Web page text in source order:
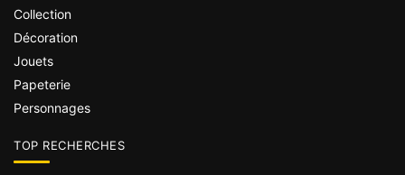
Collection
Décoration
Jouets
Papeterie
Personnages
TOP RECHERCHES